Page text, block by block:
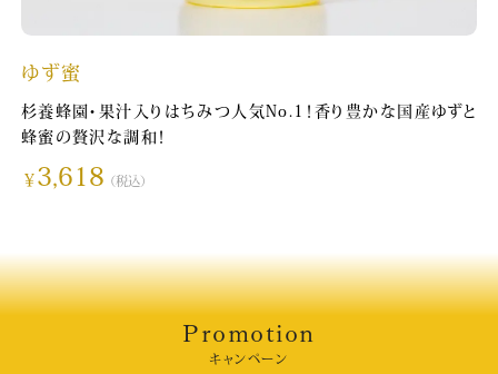
ゆず蜜
杉養蜂園・果汁入りはちみつ人気No.1！香り豊かな国産ゆずと
蜂蜜の贅沢な調和！
￥ 3,618 （税込）
Promotion
キャンペーン